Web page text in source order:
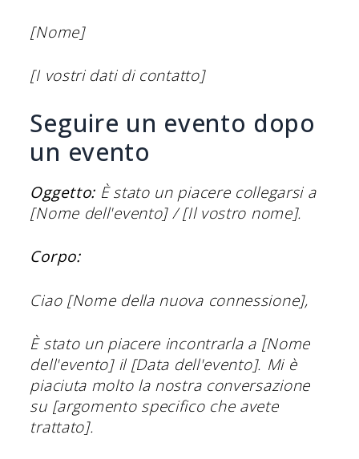
[Nome]
[I vostri dati di contatto]
Seguire un evento dopo
un evento
Oggetto: È stato un piacere collegarsi a
[Nome dell'evento] / [Il vostro nome].
Corpo:
Ciao [Nome della nuova connessione],
È stato un piacere incontrarla a [Nome
dell'evento] il [Data dell'evento]. Mi è
piaciuta molto la nostra conversazione
su [argomento specifico che avete
trattato].